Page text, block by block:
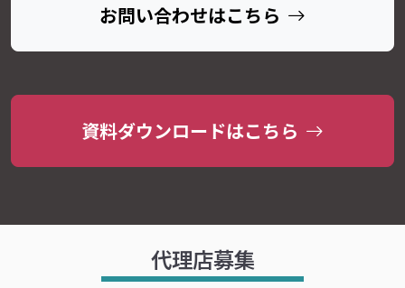
お問い合わせはこちら
資料ダウンロードはこちら
代理店募集